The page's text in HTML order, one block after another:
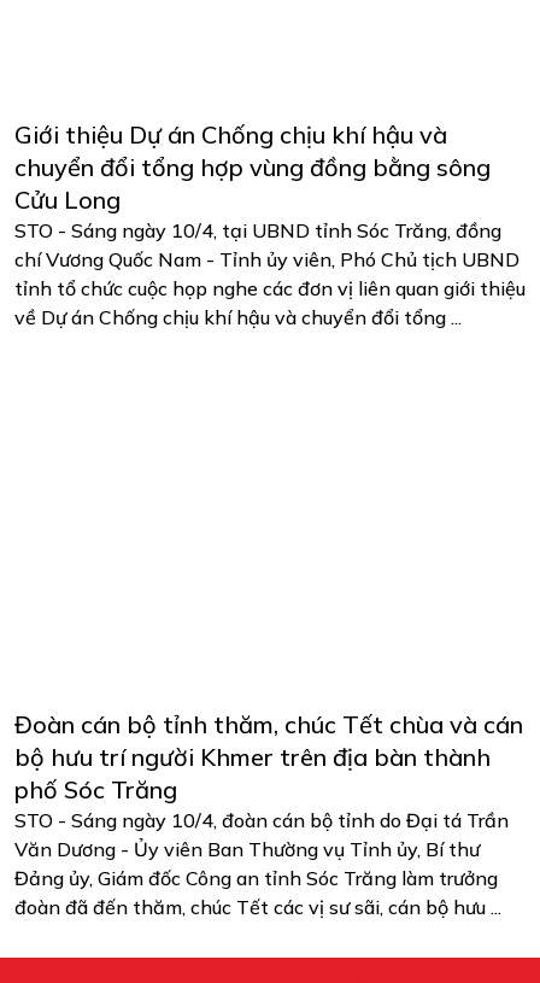
Giới thiệu Dự án Chống chịu khí hậu và
chuyển đổi tổng hợp vùng đồng bằng sông
Cửu Long
STO - Sáng ngày 10/4, tại UBND tỉnh Sóc Trăng, đồng
chí Vương Quốc Nam - Tỉnh ủy viên, Phó Chủ tịch UBND
tỉnh tổ chức cuộc họp nghe các đơn vị liên quan giới thiệu
về Dự án Chống chịu khí hậu và chuyển đổi tổng ...
Đoàn cán bộ tỉnh thăm, chúc Tết chùa và cán
bộ hưu trí người Khmer trên địa bàn thành
phố Sóc Trăng
STO - Sáng ngày 10/4, đoàn cán bộ tỉnh do Đại tá Trần
Văn Dương - Ủy viên Ban Thường vụ Tỉnh ủy, Bí thư
Đảng ủy, Giám đốc Công an tỉnh Sóc Trăng làm trưởng
đoàn đã đến thăm, chúc Tết các vị sư sãi, cán bộ hưu ...